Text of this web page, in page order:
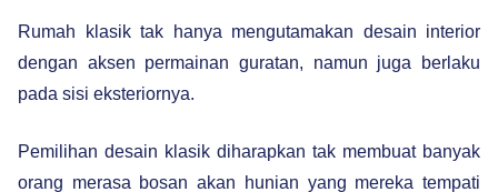
Rumah klasik tak hanya mengutamakan desain interior
dengan aksen permainan guratan, namun juga berlaku
pada sisi eksteriornya.
Pemilihan desain klasik diharapkan tak membuat banyak
orang merasa bosan akan hunian yang mereka tempati